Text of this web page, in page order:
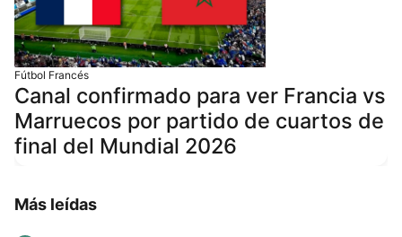
Fútbol Francés
Canal confirmado para ver Francia vs
Marruecos por partido de cuartos de
final del Mundial 2026
Más leídas